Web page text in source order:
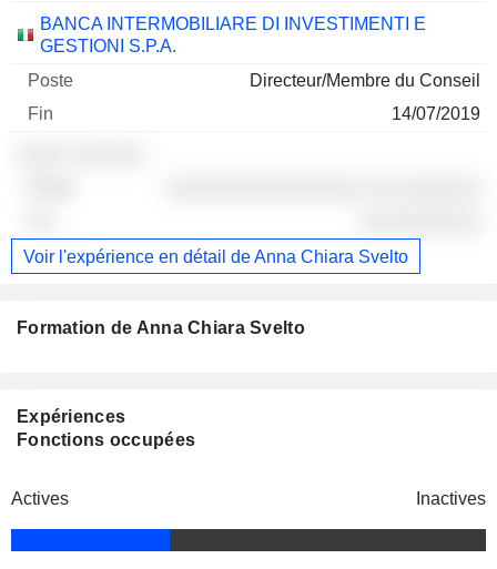
BANCA INTERMOBILIARE DI INVESTIMENTI E
GESTIONI S.P.A.
Directeur/Membre du Conseil
14/07/2019
Voir l'expérience en détail de Anna Chiara Svelto
Formation de Anna Chiara Svelto
Expériences
Fonctions occupées
Actives Inactives